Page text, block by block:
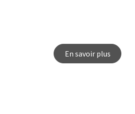
En savoir plus